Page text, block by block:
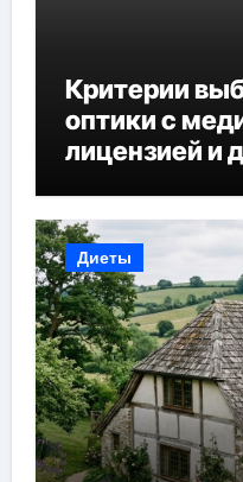
Критерии
оптики с
лицензией и
Диеты